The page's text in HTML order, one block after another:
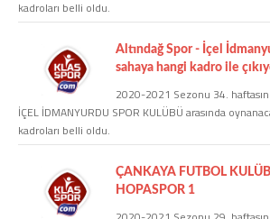
kadroları belli oldu.
Altındağ Spor - İçel
sahaya hangi kadro ile
2020-2021 Sezonu 34.
İÇEL İDMANYURDU SPOR KULÜBÜ arasında
kadroları belli oldu.
ÇANKAYA FUTBOL
HOPASPOR 1